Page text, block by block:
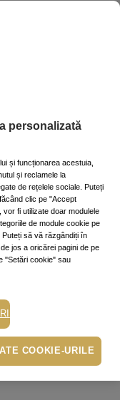
să văautentificaţi
peste 230 lei)
personalizată
și funcționarea acestuia,
și reclamele la
de rețelele sociale. Puteți
clic pe "Accept
fi utilizate doar modulele
de module cookie pe
să vă răzgândiți în
jos a oricărei pagini de pe
"Setări cookie" sau
COOKIE-URILE